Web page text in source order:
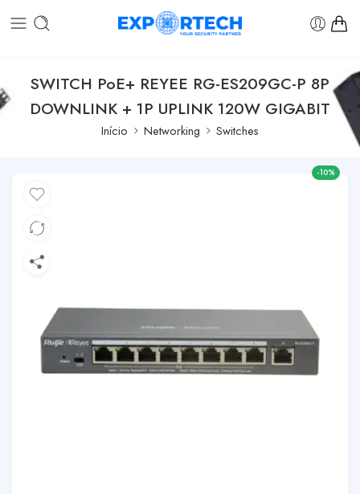
SWITCH PoE+ REYEE RG-ES209GC-P 8P
DOWNLINK + 1P UPLINK 120W GIGABIT
Início Networking Switches
-10%